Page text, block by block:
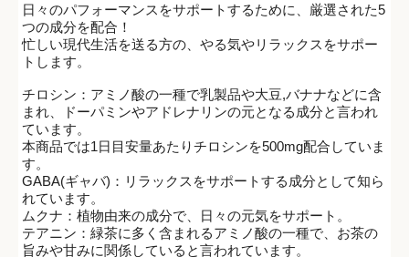
日々のパフォーマンスをサポートするために、厳選された5
つの成分を配合！
忙しい現代生活を送る方の、やる気やリラックスをサポー
トします。
チロシン：アミノ酸の一種で乳製品や大豆,バナナなどに含
まれ、ドーパミンやアドレナリンの元となる成分と言われ
ています。
本商品では1日目安量あたりチロシンを500mg配合していま
す。
GABA(ギャバ)：リラックスをサポートする成分として知ら
れています。
ムクナ：植物由来の成分で、日々の元気をサポート。
テアニン：緑茶に多く含まれるアミノ酸の一種で、お茶の
旨みや甘みに関係していると言われています。